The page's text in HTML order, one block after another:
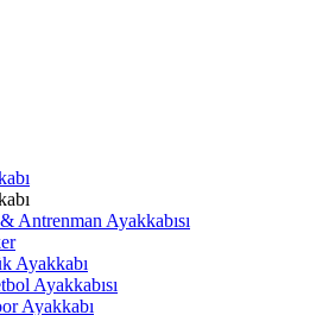
Antrenman Ayakkabısı
Ayakkabı
Ayakkabısı
Ayakkabı